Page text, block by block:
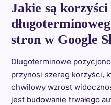
Jakie są korzyści
stron w Google
Długoterminowe
przynosi szereg korzyści,
chwilowy wzrost
jest budowanie trwałego